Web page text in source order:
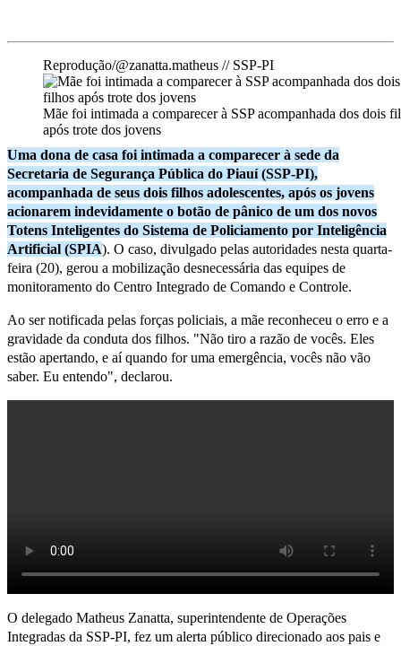
Reprodução/@zanatta.matheus // SSP-PI
Mãe foi intimada a comparecer à SSP acompanhada dos dois
após trote dos jovens
Uma dona de casa foi intimada a comparecer à sede da
Secretaria de Segurança Pública do Piauí (SSP-PI),
acompanhada de seus dois filhos adolescentes, após os jovens
acionarem indevidamente o botão de pânico de um dos novos
Totens Inteligentes do Sistema de Policiamento por Inteligência
Artificial (SPIA). O caso, divulgado pelas autoridades nesta quarta-
feira (20), gerou a mobilização desnecessária das equipes de
monitoramento do Centro Integrado de Comando e Controle.
Ao ser notificada pelas forças policiais, a mãe reconheceu o erro e a
gravidade da conduta dos filhos. "Não tiro a razão de vocês. Eles
estão apertando, e aí quando for uma emergência, vocês não vão
saber. Eu entendo", declarou.
O delegado Matheus Zanatta, superintendente de Operações
Integradas da SSP-PI, fez um alerta público direcionado aos pais e